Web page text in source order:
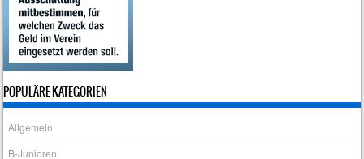
POPULÄRE KATEGORIEN
Allgemein
B-Junioren